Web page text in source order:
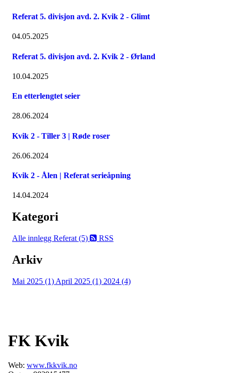
Referat 5. divisjon avd. 2. Kvik 2 - Glimt
04.05.2025
Referat 5. divisjon avd. 2. Kvik 2 - Ørland
10.04.2025
En etterlengtet seier
28.06.2024
Kvik 2 - Tiller 3 | Røde roser
26.06.2024
Kvik 2 - Ålen | Referat serieåpning
14.04.2024
Kategori
Alle innlegg Referat (5) RSS
Arkiv
Mai 2025 (1) April 2025 (1) 2024 (4)
FK Kvik
Web: www.fkkvik.no